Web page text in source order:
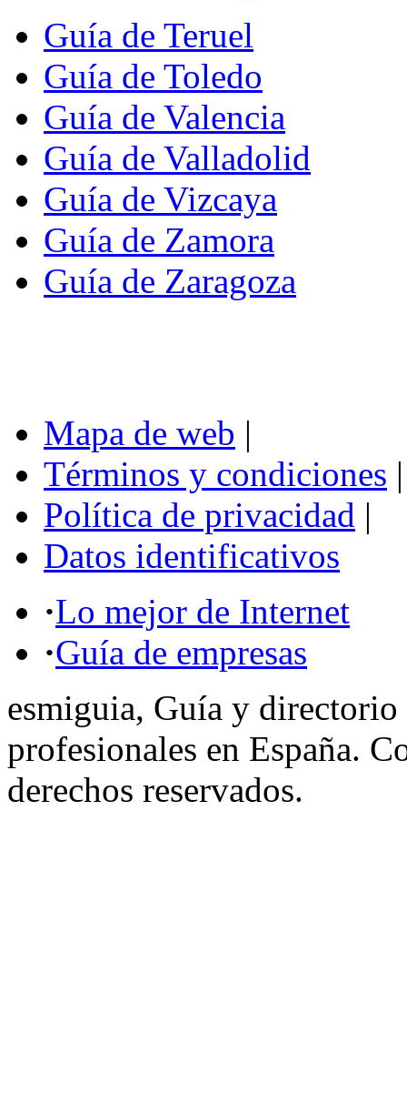
Guía de Teruel
Guía de Toledo
Guía de Valencia
Guía de Valladolid
Guía de Vizcaya
Guía de Zamora
Guía de Zaragoza
Mapa de web |
Términos y condiciones |
Política de privacidad |
Datos identificativos
·Lo mejor de Internet
·Guía de empresas
esmiguia, Guía y directorio
profesionales en España.
derechos reservados.